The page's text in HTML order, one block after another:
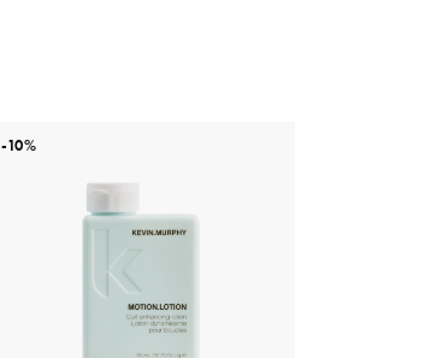
-10%